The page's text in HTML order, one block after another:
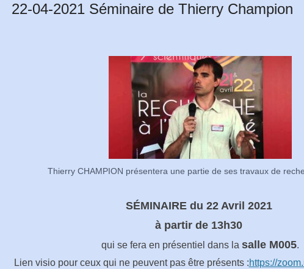
22-04-2021 Séminaire de Thierry Champion
Thierry CHAMPION présentera une partie de ses travaux de
SÉMINAIRE du 22 Avril 2021
à partir de 13h30
qui se fera en présentiel dans la salle M005.
Lien visio pour ceux qui ne peuvent pas être présents :https://